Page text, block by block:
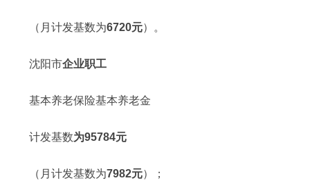
（月计发基数为6720元）。
沈阳市企业职工
基本养老保险基本养老金
计发基数为95784元
（月计发基数为7982元）；